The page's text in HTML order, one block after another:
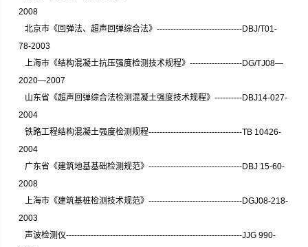
2008
北京市《回弹法、超声回弹综合法》-------------------------------DBJ/T01-
78-2003
上海市《结构混凝土抗压强度检测技术规程》-------------------DG/TJ08—
2020—2007
山东省《超声回弹综合法检测混凝土强度技术规程》----------DBJ14-027-
2004
铁路工程结构混凝土强度检测规程----------------------------------TB 10426-
2004
广东省《建筑地基基础检测规范》----------------------------------DBJ 15-60-
2008
上海市《建筑基桩检测技术规范》----------------------------------DGJ08-218-
2003
声波检测仪----------------------------------------------------------------JJG 990-